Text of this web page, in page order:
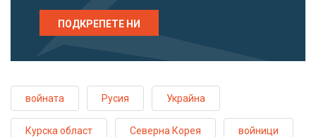
ПОДКРЕПЕТЕ НИ
войната Русия Украйна
Курска област Северна Корея войници